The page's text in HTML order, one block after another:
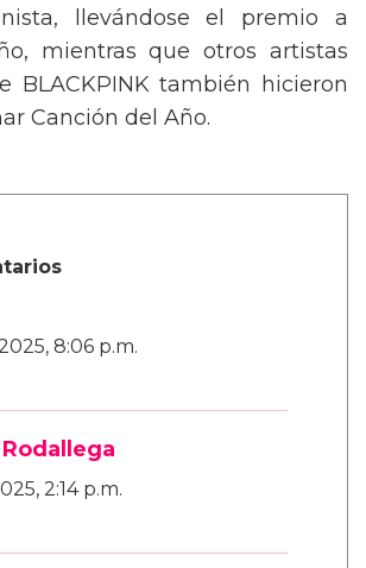
llevándose el premio a
mientras que otros artistas
BLACKPINK también hicieron
Canción del Año.
8:06 p.m.
2:14 p.m.